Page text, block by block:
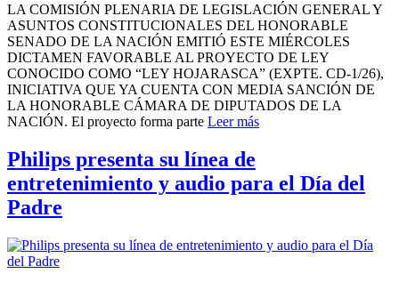
LA COMISIÓN PLENARIA DE LEGISLACIÓN GENERAL Y
ASUNTOS CONSTITUCIONALES DEL HONORABLE
SENADO DE LA NACIÓN EMITIÓ ESTE MIÉRCOLES
DICTAMEN FAVORABLE AL PROYECTO DE LEY
CONOCIDO COMO “LEY HOJARASCA” (EXPTE. CD-1/26),
INICIATIVA QUE YA CUENTA CON MEDIA SANCIÓN DE
LA HONORABLE CÁMARA DE DIPUTADOS DE LA
NACIÓN. El proyecto forma parte Leer más
Philips presenta su línea de
entretenimiento y audio para el Día del
Padre